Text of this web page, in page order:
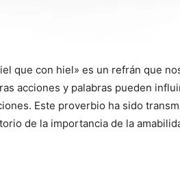
que con hiel» es un refrán que
acciones y palabras pueden
Este proverbio ha sido
de la importancia de la